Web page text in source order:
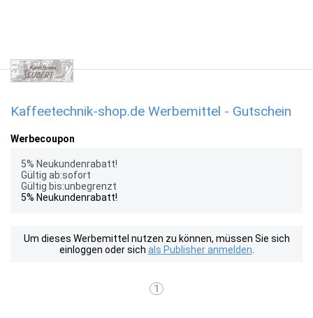
Kaffeetechnik-shop.de Werbemittel - Gutschein
Werbecoupon
5% Neukundenrabatt!
Gültig ab:sofort
Gültig bis:unbegrenzt
5% Neukundenrabatt!
Um dieses Werbemittel nutzen zu können, müssen Sie sich
einloggen oder sich als Publisher anmelden
1